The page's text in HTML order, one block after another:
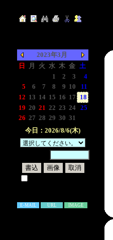
2023年3月
日
月 火 水 木 金 土
1 2 3
4
5
6 7 8 9 10
11
12 13 14 15 16 17
18
19 20 21 22 23 24
25
26 27 28 29 30 31
今日：2026/8/6(木)
E-MAIL URL IMAGE